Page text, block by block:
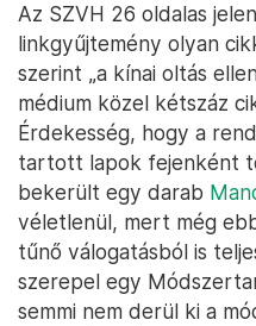
Az SZVH 26 oldalas
linkgyűjtemény olyan
szerint „a kínai oltás
médium közel kétszáz
Érdekesség, hogy a
tartott lapok fejenként
bekerült egy darab
véletlenül, mert még
tűnő válogatásból is
szerepel egy
semmi nem derül ki a